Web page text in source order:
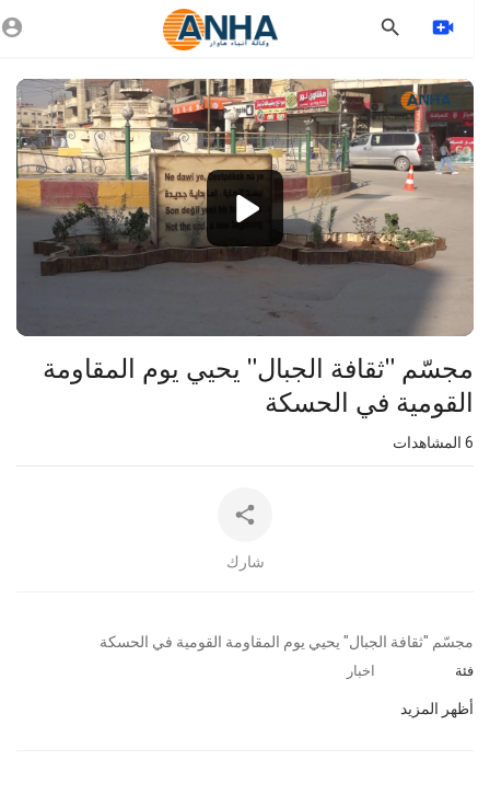
Video
Player
1080p
360p
240p
⁣مجسّم "ثقافة الجبال" يحيي يوم المقاومة
القومية في الحسكة
المشاهدات
شارك
⁣مجسّم "ثقافة الجبال" يحيي يوم المقاومة القومية في الحسكة
فئة اخبار
أظهر المزيد